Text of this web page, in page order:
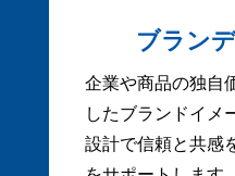
ブラン
企業や商品の独自
したブランドイメ
設計で信頼と共感